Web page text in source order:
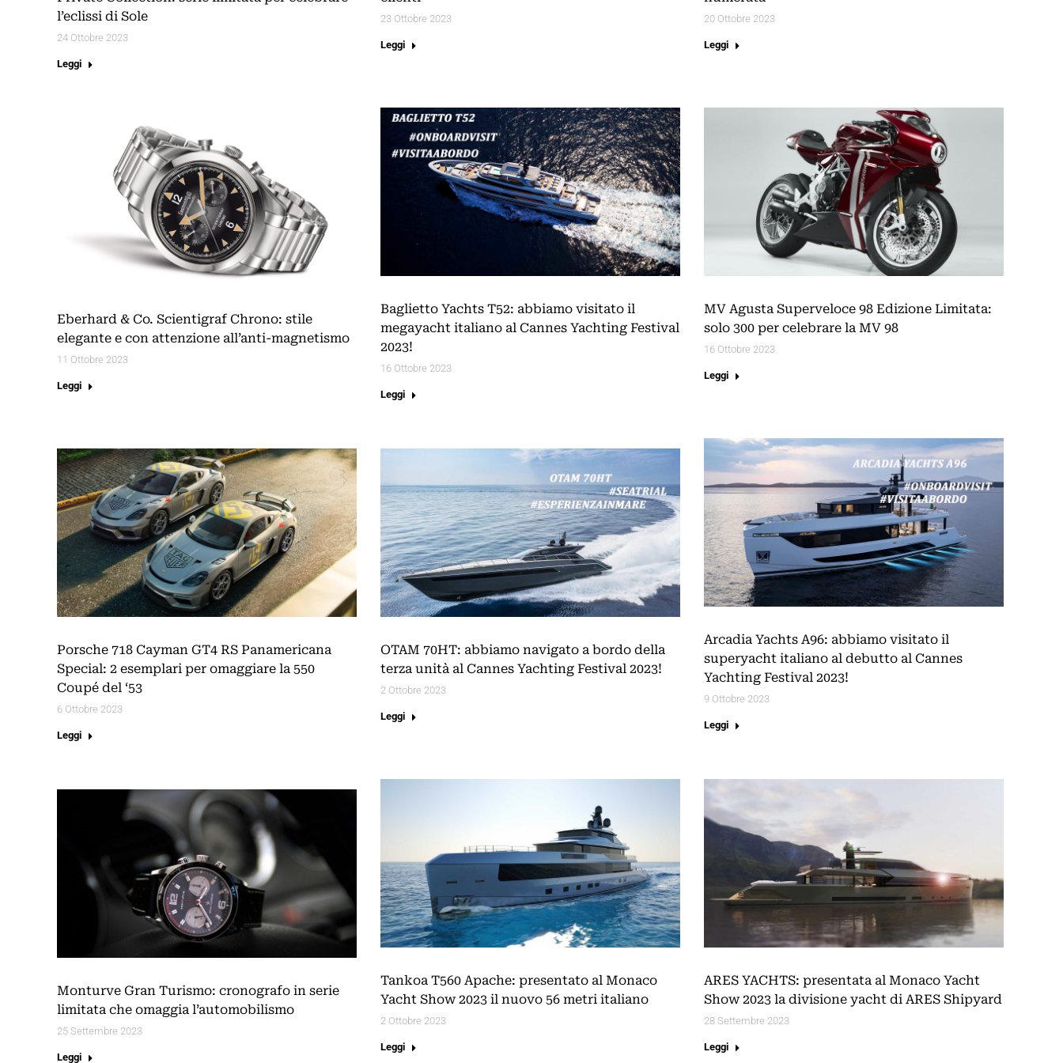
l’eclissi di Sole
24 Ottobre 2023
Leggi
23 Ottobre 2023
Leggi
20 Ottobre 2023
Leggi
Baglietto Yachts T52: abbiamo visitato il
megayacht italiano al Cannes Yachting Festival
2023!
16 Ottobre 2023
Leggi
MV Agusta Superveloce 98 Edizione Limitata:
solo 300 per celebrare la MV 98
16 Ottobre 2023
Leggi
Eberhard & Co. Scientigraf Chrono: stile
elegante e con attenzione all’anti-magnetismo
11 Ottobre 2023
Leggi
Arcadia Yachts A96: abbiamo visitato il
superyacht italiano al debutto al Cannes
Yachting Festival 2023!
9 Ottobre 2023
Leggi
Porsche 718 Cayman GT4 RS Panamericana
Special: 2 esemplari per omaggiare la 550
Coupé del ‘53
6 Ottobre 2023
Leggi
OTAM 70HT: abbiamo navigato a bordo della
terza unità al Cannes Yachting Festival 2023!
2 Ottobre 2023
Leggi
Tankoa T560 Apache: presentato al Monaco
Yacht Show 2023 il nuovo 56 metri italiano
2 Ottobre 2023
Leggi
ARES YACHTS: presentata al Monaco Yacht
Show 2023 la divisione yacht di ARES Shipyard
28 Settembre 2023
Leggi
Monturve Gran Turismo: cronografo in serie
limitata che omaggia l’automobilismo
25 Settembre 2023
Leggi